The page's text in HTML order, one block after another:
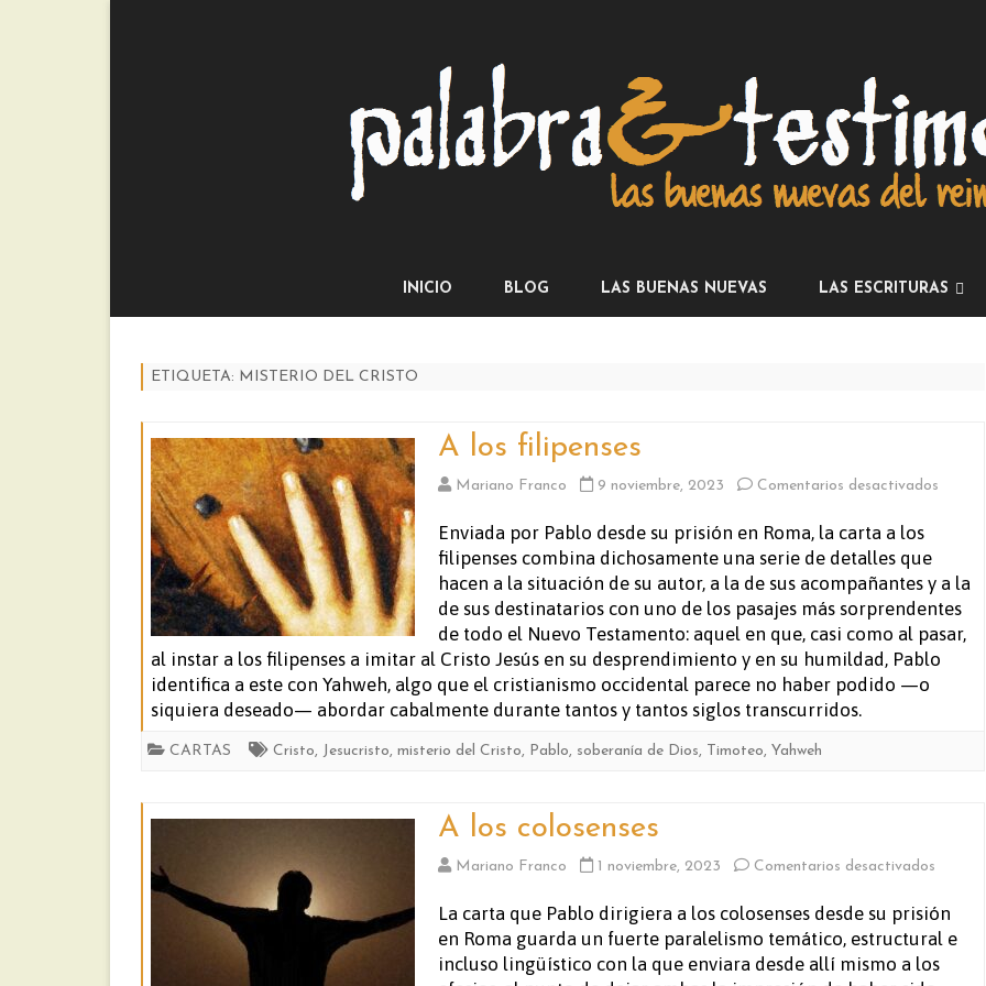
to
INICIO BLOG LAS BUENAS NUEVAS LAS ESCRITURAS
ETIQUETA: MISTERIO DEL CRISTO
A los filipenses
Mariano Franco 9 noviembre, 2023 Comentarios desactivados
Enviada por Pablo desde su prisión en Roma, la carta a los
filipenses combina dichosamente una serie de detalles que
hacen a la situación de su autor, a la de sus acompañantes y a la
de sus destinatarios con uno de los pasajes más sorprendentes
de todo el Nuevo Testamento: aquel en que, casi como al pasar,
al instar a los filipenses a imitar al Cristo Jesús en su desprendimiento y en su humildad, Pablo
identifica a este con Yahweh, algo que el cristianismo occidental parece no haber podido —o
siquiera deseado— abordar cabalmente durante tantos y tantos siglos transcurridos.
CARTAS Cristo, Jesucristo, misterio del Cristo, Pablo, soberanía de Dios, Timoteo, Yahweh
A los colosenses
Mariano Franco 1 noviembre, 2023 Comentarios desactivados
A
los
La carta que Pablo dirigiera a los colosenses desde su prisión
en Roma guarda un fuerte paralelismo temático, estructural e
incluso lingüístico con la que enviara desde allí mismo a los